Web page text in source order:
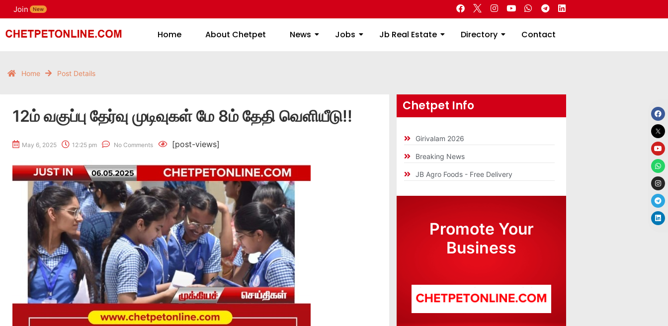
Join New
Home About Chetpet News Jobs Jb Real Estate Directory Contact
Jb Real Estate
Directory
Contact
Home Post Details
12ம் வகுப்பு தேர்வு முடிவுகள் மே 8ம் தேதி வெளியீடு!!
May 6, 2025 12:25 pm No Comments [post-views]
Chetpet Info
Girivalam 2026
Breaking News
JB Agro Foods - Free Delivery
Promote Your
Business